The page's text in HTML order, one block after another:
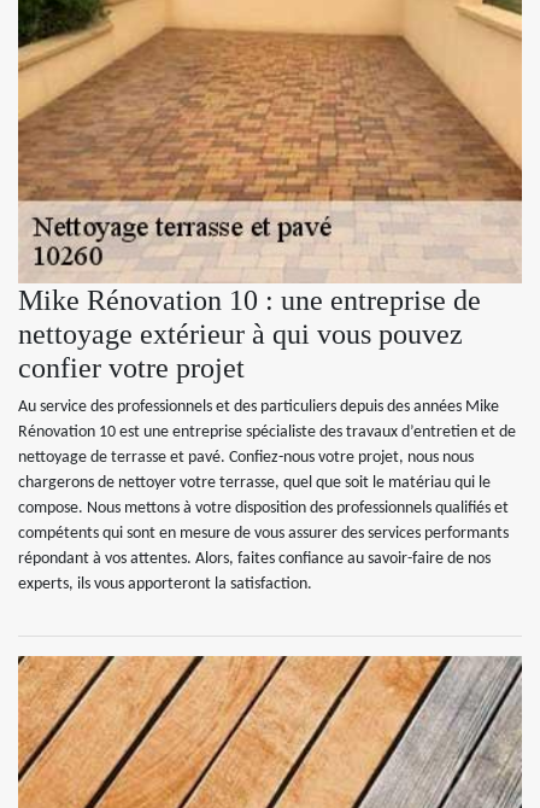
Mike Rénovation 10 : une entreprise de
nettoyage extérieur à qui vous pouvez
confier votre projet
Au service des professionnels et des particuliers depuis des années Mike
Rénovation 10 est une entreprise spécialiste des travaux d’entretien et de
nettoyage de terrasse et pavé. Confiez-nous votre projet, nous nous
chargerons de nettoyer votre terrasse, quel que soit le matériau qui le
compose. Nous mettons à votre disposition des professionnels qualifiés et
compétents qui sont en mesure de vous assurer des services performants
répondant à vos attentes. Alors, faites confiance au savoir-faire de nos
experts, ils vous apporteront la satisfaction.